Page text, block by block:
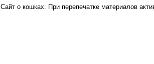
Сайт о кошках. При перепечатке материалов